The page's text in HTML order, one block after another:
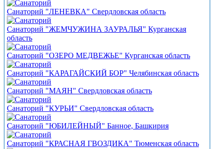
Санаторий "ЛЕНЕВКА" Свердловская область
Санаторий "ЖЕМЧУЖИНА ЗАУРАЛЬЯ" Курганская
область
Санаторий "ОЗЕРО МЕДВЕЖЬЕ" Курганская область
Санаторий "КАРАГАЙСКИЙ БОР" Челябинская область
Санаторий "МАЯН" Свердловская область
Санаторий "КУРЬИ" Свердловская область
Санаторий "ЮБИЛЕЙНЫЙ" Банное, Башкирия
Санаторий "КРАСНАЯ ГВОЗДИКА" Тюменская область